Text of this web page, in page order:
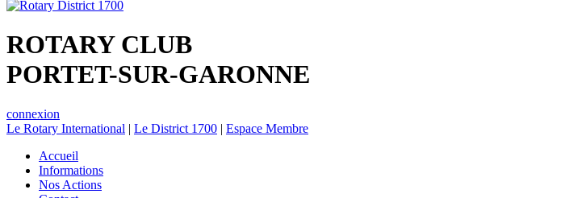
ROTARY CLUB
PORTET-SUR-GARONNE
connexion
Le Rotary International | Le District 1700 | Espace Membre
Accueil
Informations
Nos Actions